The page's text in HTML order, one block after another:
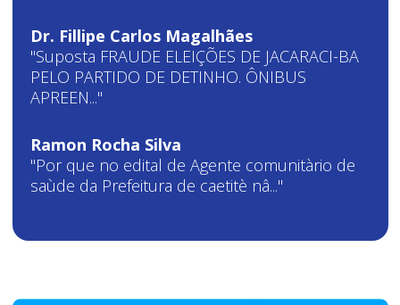
Dr. Fillipe Carlos Magalhães
"Suposta FRAUDE ELEIÇÕES DE JACARACI-BA
PELO PARTIDO DE DETINHO. ÔNIBUS
APREEN..."
Ramon Rocha Silva
"Por que no edital de Agente comunitàrio de
saùde da Prefeitura de caetitè nâ..."